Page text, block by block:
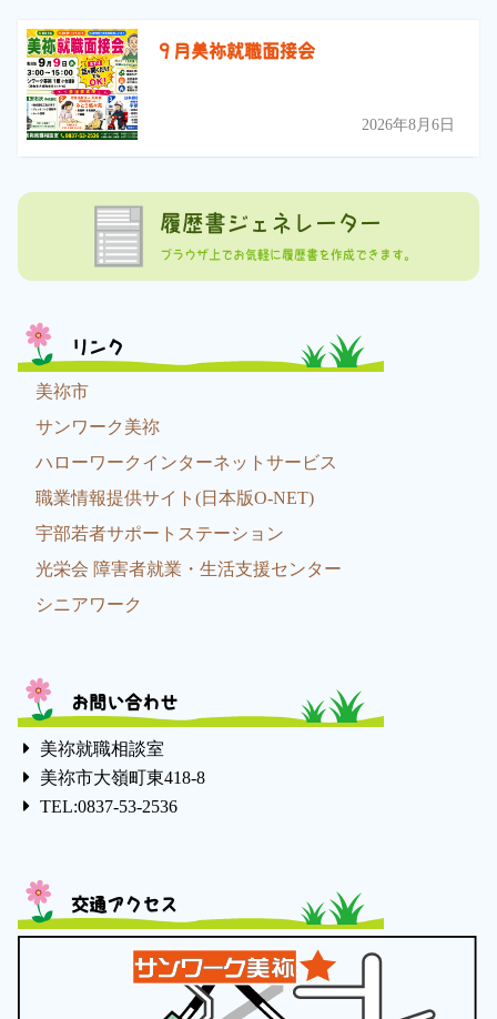
９月美祢就職面接会
2026年8月6日
履歴書ジェネレーター
ブラウザ上でお気軽に履歴書を作成できます。
リンク
美祢市
サンワーク美祢
ハローワークインターネットサービス
職業情報提供サイト(日本版O-NET)
宇部若者サポートステーション
光栄会 障害者就業・生活支援センター
シニアワーク
お問い合わせ
美祢就職相談室
美祢市大嶺町東418-8
TEL:0837-53-2536
交通アクセス